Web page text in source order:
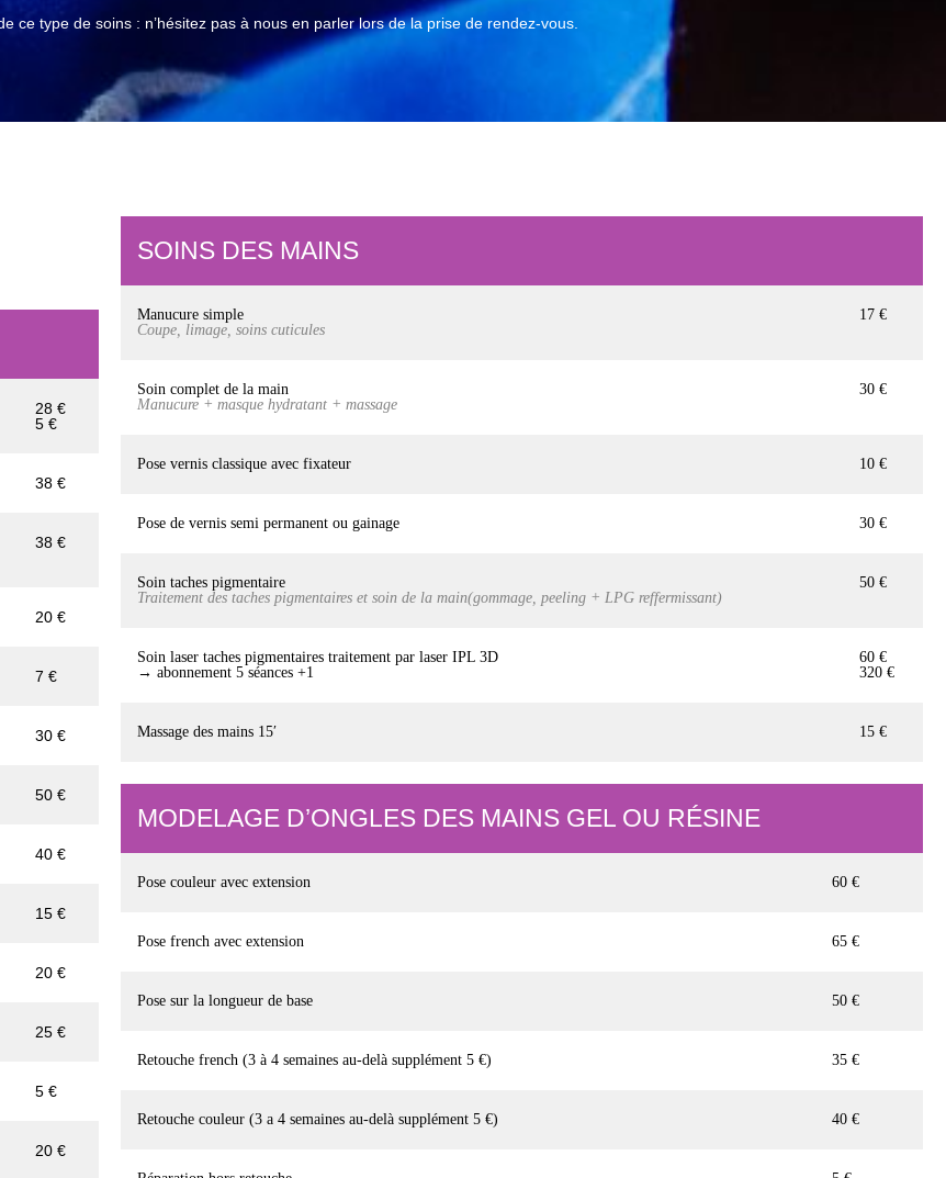
ce type de soins : n’hésitez pas à nous en parler lors de la prise de rendez-vous.
28 €
5 €
38 €
38 €
20 €
7 €
30 €
50 €
40 €
15 €
20 €
25 €
5 €
20 €
SOINS DES MAINS
Manucure simple
Coupe, limage, soins cuticules
17 €
Soin complet de la main
Manucure + masque hydratant + massage
30 €
Pose vernis classique avec fixateur 10 €
Pose de vernis semi permanent ou gainage 30 €
Soin taches pigmentaire
Traitement des taches pigmentaires et soin de la main(gommage, peeling + LPG reffermissant)
50 €
Soin laser taches pigmentaires traitement par laser IPL 3D
→ abonnement 5 séances +1
60 €
320 €
Massage des mains 15′ 15 €
MODELAGE D’ONGLES DES MAINS GEL OU RÉSINE
Pose couleur avec extension 60 €
Pose french avec extension 65 €
Pose sur la longueur de base 50 €
Retouche french (3 à 4 semaines au-delà supplément 5 €) 35 €
Retouche couleur (3 a 4 semaines au-delà supplément 5 €) 40 €